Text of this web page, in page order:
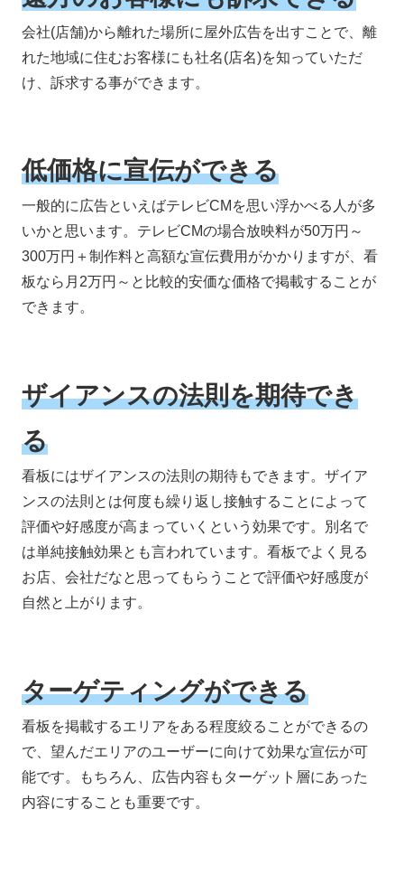
会社(店舗)から離れた場所に屋外広告を出すことで、離
れた地域に住むお客様にも社名(店名)を知っていただ
け、訴求する事ができます。
低価格に宣伝ができる
一般的に広告といえばテレビCMを思い浮かべる人が多
いかと思います。テレビCMの場合放映料が50万円～
300万円＋制作料と高額な宣伝費用がかかりますが、看
板なら月2万円～と比較的安価な価格で掲載することが
できます。
ザイアンスの法則を期待でき
る
看板にはザイアンスの法則の期待もできます。ザイア
ンスの法則とは何度も繰り返し接触することによって
評価や好感度が高まっていくという効果です。別名で
は単純接触効果とも言われています。看板でよく見る
お店、会社だなと思ってもらうことで評価や好感度が
自然と上がります。
ターゲティングができる
看板を掲載するエリアをある程度絞ることができるの
で、望んだエリアのユーザーに向けて効果な宣伝が可
能です。もちろん、広告内容もターゲット層にあった
内容にすることも重要です。